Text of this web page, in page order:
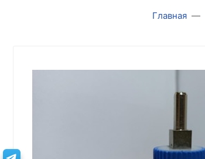
Главная